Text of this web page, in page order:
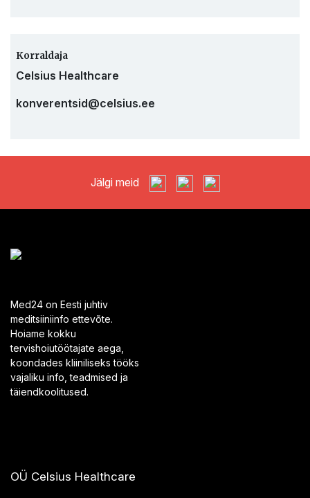
Korraldaja
Celsius Healthcare
konverentsid@celsius.ee
Jälgi meid
Med24 on Eesti juhtiv
meditsiiniinfo ettevõte.
Hoiame kokku
tervishoiutöötajate aega,
koondades kliiniliseks tööks
vajaliku info, teadmised ja
täiendkoolitused.
OÜ Celsius Healthcare